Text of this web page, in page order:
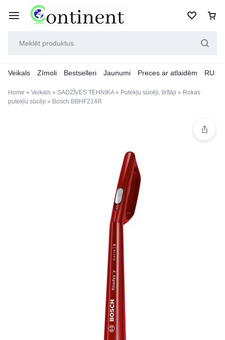
Veikals Zīmoli Bestselleri Jaunumi Preces ar atlaidēm RU
Home » Veikals » SADZĪVES TEHNIKA» Putekļu sūcēji, tīrītāji » Rokas
putekļu sūcēji » Bosch BBHF214R